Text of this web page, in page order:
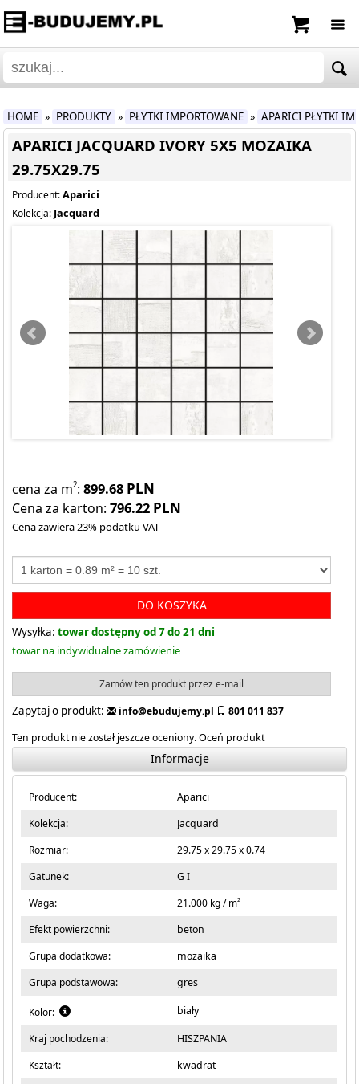
HOME » PRODUKTY » PŁYTKI IMPORTOWANE » APARICI PŁYTKI
APARICI JACQUARD IVORY 5X5 MOZAIKA
29.75X29.75
Producent:Aparici
Kolekcja: Jacquard
cena za m2:899.68 PLN
Cena za karton:796.22 PLN
Cena zawiera 23% podatku VAT
DO KOSZYKA
Wysyłka: towar dostępny od 7 do 21 dni
towar na indywidualne zamówienie
Zamów ten produkt przez e-mail
Zapytaj o produkt: info@ebudujemy.pl
801 011 837
Ten produkt nie został jeszcze oceniony.Oceń produkt
Informacje
Producent:
Aparici
Kolekcja:
Jacquard
Rozmiar:
29.75 x 29.75 x 0.74
Gatunek:
G I
Waga:
21.000 kg / m2
Efekt powierzchni:
beton
Grupa dodatkowa:
mozaika
Grupa podstawowa:
gres
Kolor: biały
Kraj pochodzenia:
HISZPANIA
Kształt:
kwadrat